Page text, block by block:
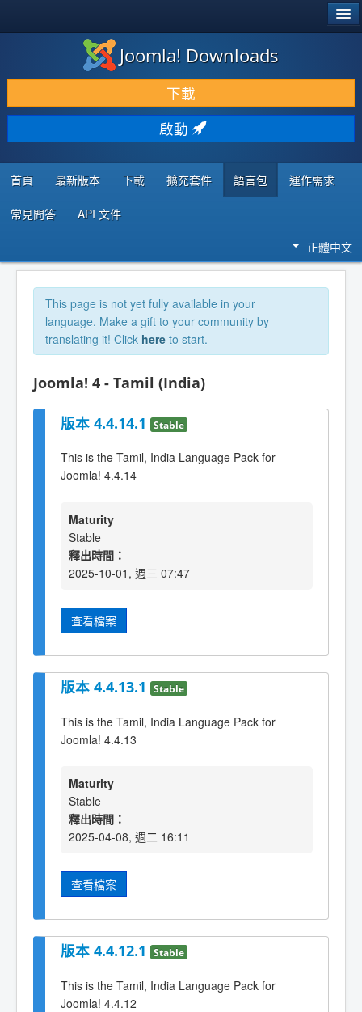
下載 & 擴充
發現 & 學習
社群 & 支援
程式者資源
Joomla! Downloads
下載
啟動
首頁 最新版本 下載 擴充套件 語言包 運作需求
常見問答 API 文件
正體中文
This page is not yet fully available in your
language. Make a gift to your community by
translating it! Click here to start.
Joomla! 4 - Tamil (India)
版本 4.4.14.1 Stable
This is the Tamil, India Language Pack for
Joomla! 4.4.14
Maturity
Stable
釋出時間：
2025-10-01, 週三 07:47
查看檔案
版本 4.4.13.1 Stable
This is the Tamil, India Language Pack for
Joomla! 4.4.13
Maturity
Stable
釋出時間：
2025-04-08, 週二 16:11
查看檔案
版本 4.4.12.1 Stable
This is the Tamil, India Language Pack for
Joomla! 4.4.12